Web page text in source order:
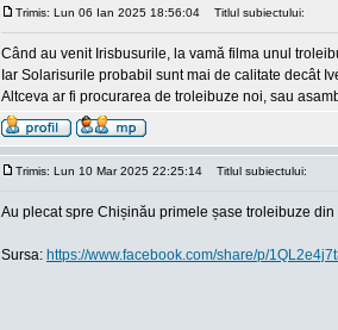
Trimis: Lun 06 Ian 2025 18:56:04 Titlul subiectului:
Când au venit Irisbusurile, la vamă filma unul
Iar Solarisurile probabil sunt mai de calitate decât
Altceva ar fi procurarea de troleibuze noi, sau
Trimis: Lun 10 Mar 2025 22:25:14 Titlul subiectului:
Au plecat spre Chișinău primele șase troleibuze din
Sursa: https://www.facebook.com/share/p/